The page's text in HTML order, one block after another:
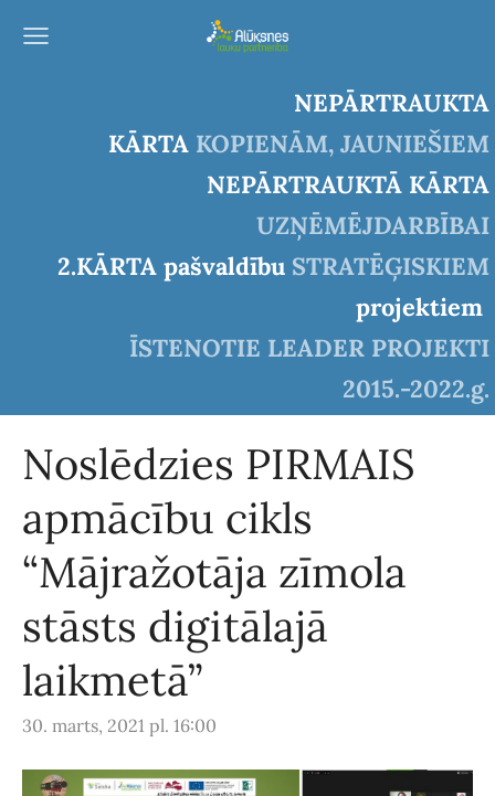
NEPĀRTRAUKTA
KĀRTA KOPIENĀM, JAUNIEŠIEM
NEPĀRTRAUKTĀ KĀRTA
UZŅĒMĒJDARBĪBAI
2.KĀRTA pašvaldību STRATĒĢISKIEM
projektiem
ĪSTENOTIE LEADER PROJEKTI
2015.-2022.g.
Noslēdzies PIRMAIS
apmācību cikls
“Mājražotāja zīmola
stāsts digitālajā
laikmetā”
30. marts, 2021 pl. 16:00